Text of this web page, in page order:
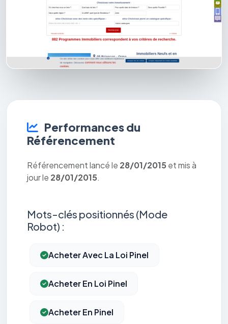
Performances du
Référencement
Référencement lancé le 28/01/2015 et mis à
jour le 28/01/2015.
Mots-clés positionnés (Mode
Robot) :
Acheter Avec La Loi Pinel
Acheter En Loi Pinel
Acheter En Pinel